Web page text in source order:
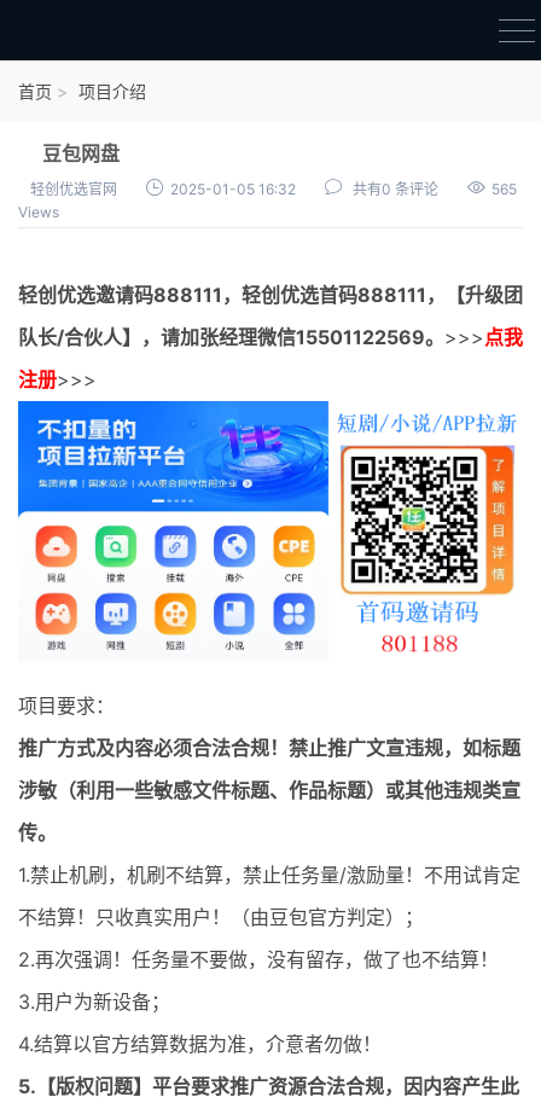
结算进度
团队长扶持
充场项目报价
无人直播
电商入门
最新通知
项目介绍
首页 项目介绍
豆包网盘
轻创优选官网 2025-01-05 16:32 共有0 条评论
565
Views
轻创优选邀请码888111， 轻创优选首码888111，【升级团
队长/合伙人】，请加张经理微信15501122569。 >>>点我
注册>>>
项目要求：
推广方式及内容必须合法合规！禁止推广文宣违规，如标题
涉敏（利用一些敏感文件标题、作品标题）或其他违规类宣
传。
1.禁止机刷，机刷不结算，禁止任务量/激励量！不用试肯定
不结算！只收真实用户！（由豆包官方判定）；
2.再次强调！任务量不要做，没有留存，做了也不结算！
3.用户为新设备；
4.结算以官方结算数据为准，介意者勿做！
5.【版权问题】平台要求推广资源合法合规，因内容产生此